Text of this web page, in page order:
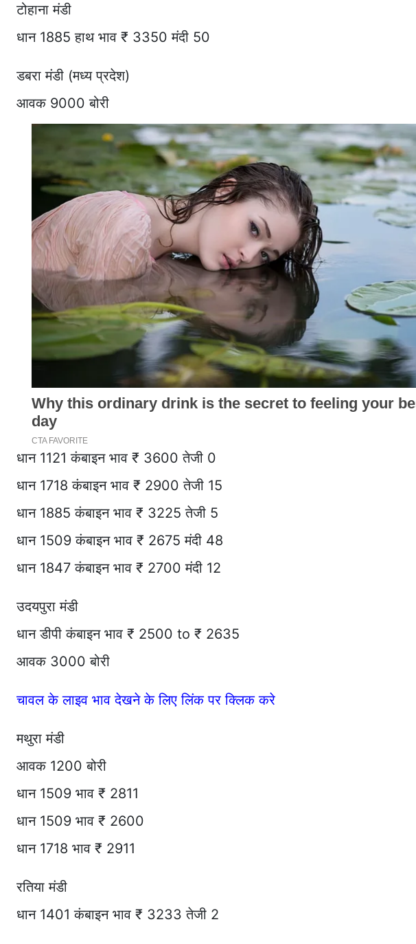
टोहाना मंडी
धान 1885 हाथ भाव ₹ 3350 मंदी 50
डबरा मंडी (मध्य प्रदेश)
आवक 9000 बोरी
धान 1121 कंबाइन भाव ₹ 3600 तेजी 0
धान 1718 कंबाइन भाव ₹ 2900 तेजी 15
धान 1885 कंबाइन भाव ₹ 3225 तेजी 5
धान 1509 कंबाइन भाव ₹ 2675 मंदी 48
धान 1847 कंबाइन भाव ₹ 2700 मंदी 12
उदयपुरा मंडी
धान डीपी कंबाइन भाव ₹ 2500 to ₹ 2635
आवक 3000 बोरी
चावल के लाइव भाव देखने के लिए लिंक पर क्लिक करे
मथुरा मंडी
आवक 1200 बोरी
धान 1509 भाव ₹ 2811
धान 1509 भाव ₹ 2600
धान 1718 भाव ₹ 2911
रतिया मंडी
धान 1401 कंबाइन भाव ₹ 3233 तेजी 2